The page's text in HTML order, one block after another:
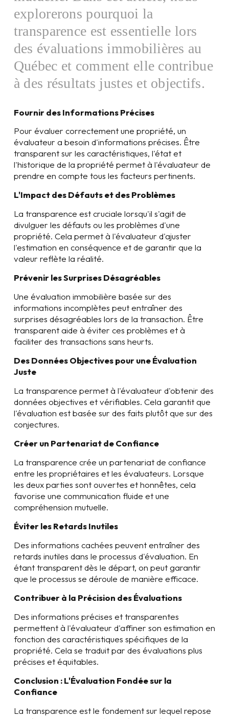
explorerons pourquoi la
transparence est essentielle lors
des évaluations immobilières au
Québec et comment elle contribue
à des résultats justes et objectifs.
Fournir des Informations Précises
Pour évaluer correctement une propriété, un
évaluateur a besoin d'informations précises. Être
transparent sur les caractéristiques, l'état et
l'historique de la propriété permet à l'évaluateur de
prendre en compte tous les facteurs pertinents.
L'Impact des Défauts et des Problèmes
La transparence est cruciale lorsqu'il s'agit de
divulguer les défauts ou les problèmes d'une
propriété. Cela permet à l'évaluateur d'ajuster
l'estimation en conséquence et de garantir que la
valeur reflète la réalité.
Prévenir les Surprises Désagréables
Une évaluation immobilière basée sur des
informations incomplètes peut entraîner des
surprises désagréables lors de la transaction. Être
transparent aide à éviter ces problèmes et à
faciliter des transactions sans heurts.
Des Données Objectives pour une Évaluation
Juste
La transparence permet à l'évaluateur d'obtenir des
données objectives et vérifiables. Cela garantit que
l'évaluation est basée sur des faits plutôt que sur des
conjectures.
Créer un Partenariat de Confiance
La transparence crée un partenariat de confiance
entre les propriétaires et les évaluateurs. Lorsque
les deux parties sont ouvertes et honnêtes, cela
favorise une communication fluide et une
compréhension mutuelle.
Éviter les Retards Inutiles
Des informations cachées peuvent entraîner des
retards inutiles dans le processus d'évaluation. En
étant transparent dès le départ, on peut garantir
que le processus se déroule de manière efficace.
Contribuer à la Précision des Évaluations
Des informations précises et transparentes
permettent à l'évaluateur d'affiner son estimation en
fonction des caractéristiques spécifiques de la
propriété. Cela se traduit par des évaluations plus
précises et équitables.
Conclusion : L'Évaluation Fondée sur la
Confiance
La transparence est le fondement sur lequel repose